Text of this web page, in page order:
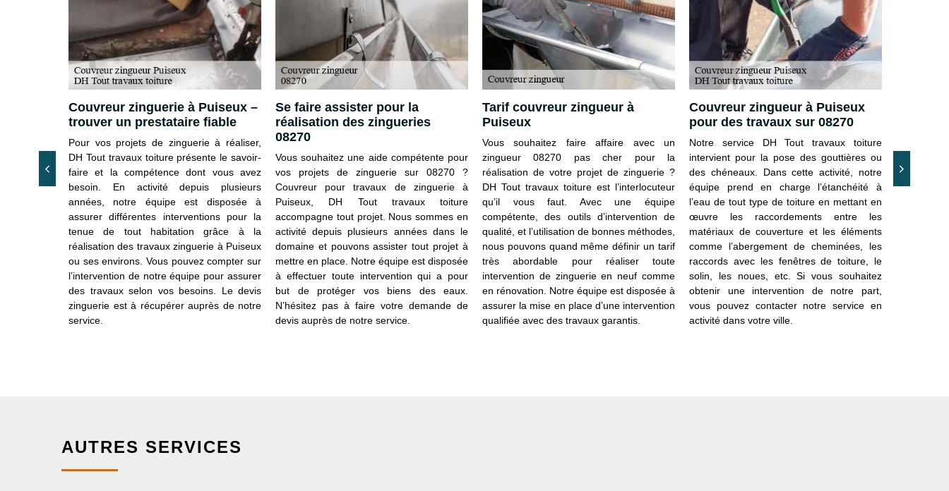
le domaine
Couvreur zinguerie à Puiseux –
trouver un prestataire fiable
Pour vos projets de zinguerie à réaliser,
DH Tout travaux toiture présente le savoir-
faire et la compétence dont vous avez
besoin. En activité depuis plusieurs
années, notre équipe est disposée à
assurer différentes interventions pour la
tenue de tout habitation grâce à la
réalisation des travaux zinguerie à Puiseux
ou ses environs. Vous pouvez compter sur
l’intervention de notre équipe pour assurer
des travaux selon vos besoins. Le devis
zinguerie est à récupérer auprès de notre
service.
Se faire assister pour la
réalisation des zingueries
08270
Vous souhaitez une aide compétente pour
vos projets de zinguerie sur 08270 ?
Couvreur pour travaux de zinguerie à
Puiseux, DH Tout travaux toiture
accompagne tout projet. Nous sommes en
activité depuis plusieurs années dans le
domaine et pouvons assister tout projet à
mettre en place. Notre équipe est disposée
à effectuer toute intervention qui a pour
but de protéger vos biens des eaux.
N’hésitez pas à faire votre demande de
devis auprès de notre service.
Tarif couvreur zingueur à
Puiseux
Vous souhaitez faire affaire avec un
zingueur 08270 pas cher pour la
réalisation de votre projet de zinguerie ?
DH Tout travaux toiture est l’interlocuteur
qu’il vous faut. Avec une équipe
compétente, des outils d’intervention de
qualité, et l’utilisation de bonnes méthodes,
nous pouvons quand même définir un tarif
très abordable pour réaliser toute
intervention de zinguerie en neuf comme
en rénovation. Notre équipe est disposée à
assurer la mise en place d’une intervention
qualifiée avec des travaux garantis.
Couvreur zingueur à Puiseux
pour des travaux sur 08270
Notre service DH Tout travaux toiture
intervient pour la pose des gouttières ou
des chéneaux. Dans cette activité, notre
équipe prend en charge l’étanchéité à
l’eau de tout type de toiture en mettant en
œuvre les raccordements entre les
matériaux de couverture et les éléments
comme l’abergement de cheminées, les
raccords avec les fenêtres de toiture, le
solin, les noues, etc. Si vous souhaitez
obtenir une intervention de notre part,
vous pouvez contacter notre service en
activité dans votre ville.
ayant
AUTRES SERVICES